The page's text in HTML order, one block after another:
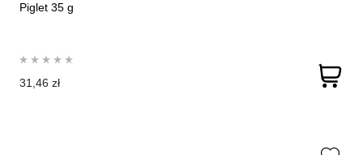
Piglet 35 g
31,46 zł